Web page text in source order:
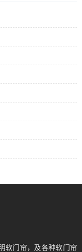
软门帘，及各种软门帘